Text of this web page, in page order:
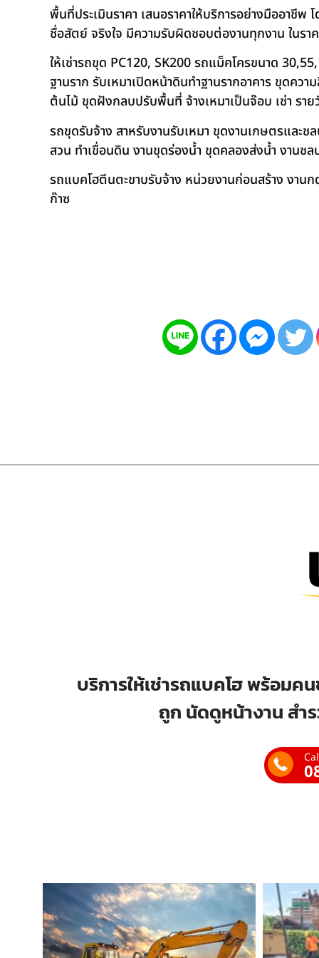
พื้นที่ประเมินราคา เสนอราคาให้บริการอย่างมืออาชี
ซื่อสัตย์ จริงใจ มีความรับผิดชอบต่องานทุกงาน ในรา
ให้เช่ารถขุด PC120, SK200 รถแม็คโครขนาด
ฐานราก รับเหมาเปิดหน้าดินทำฐานรากอาคาร ขุดค
ต้นไม้ ขุดฝังกลบปรับพื้นที่ จ้างเหมาเป็นจ๊อบ เช่า ราย
รถขุดรับจ้าง สาหรับงานรับเหมา ขุดงานเกษตรและ
สวน ทำเขื่อนดิน งานขุดร่องน้ำ ขุดคลองส่งน้ำ งานช
รถแบคโฮตีนตะขาบรับจ้าง หน่วยงานก่อนสร้าง งาน
ก๊าซ
บริการให้เช่ารถแบคโฮ พร้อมค
ถูก นัดดูหน้างาน สำ